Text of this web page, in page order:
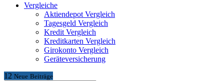
Vergleiche
Aktiendepot Vergleich
Tagesgeld Vergleich
Kredit Vergleich
Kreditkarten Vergleich
Girokonto Vergleich
Geräteversicherung
12 Neue Beiträge